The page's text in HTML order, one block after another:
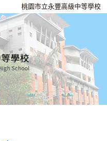
桃園市立永豐高級中等學校